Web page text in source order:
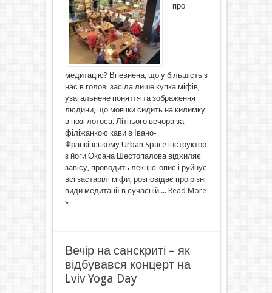
про
медитацію? Впевнена, що у більшість з
нас в голові засіла лише купка міфів,
узагальнене поняття та зображення
людини, що мовчки сидить на килимку
в позі лотоса. Літнього вечора за
філіжанкою кави в Івано-
Франківському Urban Space інструктор
з йоги Оксана Шестопалова відхиляє
завісу, проводить лекцію-опис і руйнує
всі застарілі міфи, розповідає про різні
види медитації в сучасній ... Read More
»
Вечір на санскриті – як
відбувався концерт на
Lviv Yoga Day